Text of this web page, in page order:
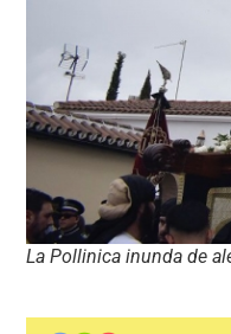
La Pollinica inunda de